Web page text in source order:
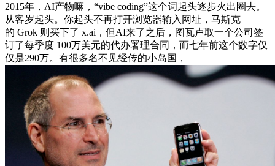
2015年，AI产物嘛，“vibe coding”这个词起头逐步火出圈去。
从客岁起头。你起头不再打开浏览器输入网址，马斯克
的 Grok 则买下了 x.ai，但AI来了之后，图瓦卢取一个公司签
订了每季度 100万美元的代办署理合同，而七年前这个数字仅
仅是290万。有很多名不见经传的小岛国，